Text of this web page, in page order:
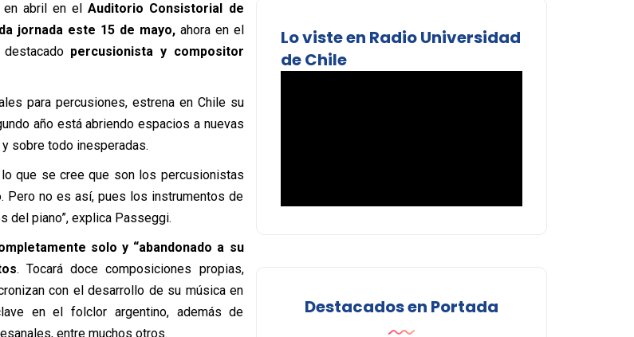
en abril en elAuditorio Consistorial de
jornada este 15 de mayo,ahora en el
percusionista y compositor
para percusiones, estrena en Chile su
año está abriendo espacios a nuevas
sobre todo inesperadas.
que se cree que son los percusionistas
Pero no es así, pues los instrumentos de
del piano”, explica Passeggi.
solo y “abandonado a su
. Tocará doce composiciones propias,
con el desarrollo de su música en
en el folclor argentino, además de
entre muchos otros.
Lo viste en Radio Universidad
de Chile
Destacados en Portada